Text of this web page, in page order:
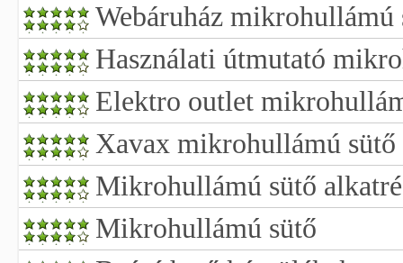
Webáruház mikrohullámú
Használati útmutató
Elektro outlet
Xavax mikrohullámú
Mikrohullámú sütő
Mikrohullámú sütő